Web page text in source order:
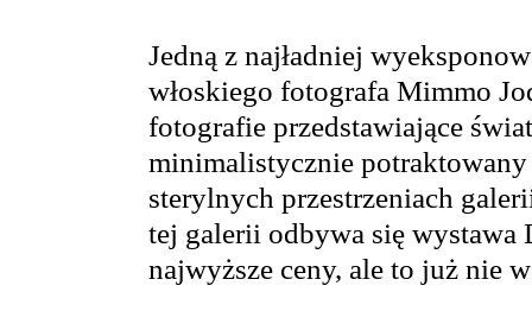
Jedną z najładniej
włoskiego fotografa Mimmo
fotografie przedstawiające
minimalistycznie potraktowany
sterylnych przestrzeniach
tej galerii odbywa się wystawa
najwyższe ceny, ale to już nie